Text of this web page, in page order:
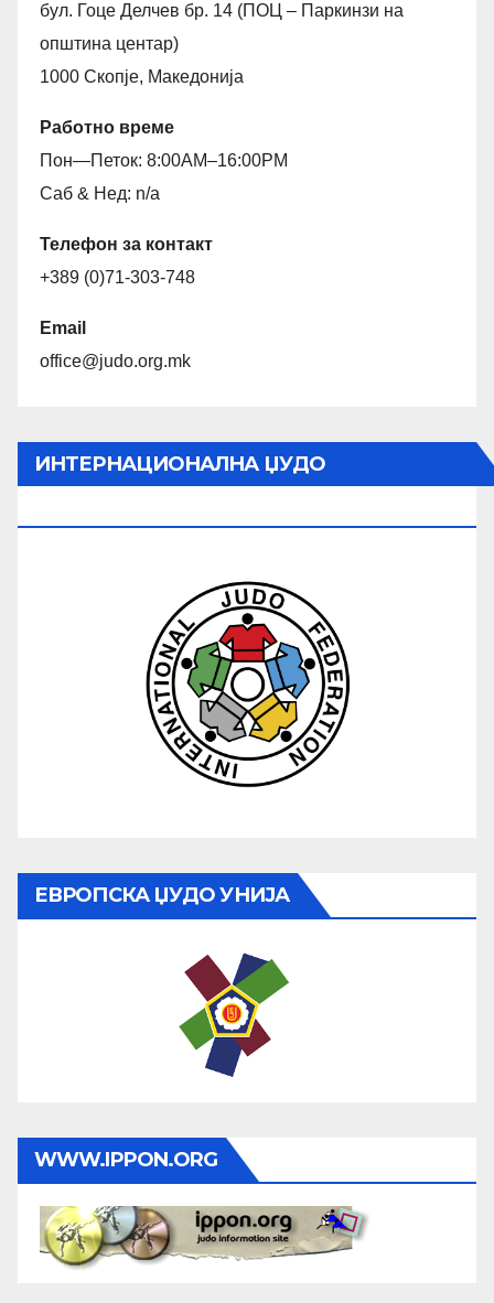
бул. Гоце Делчев бр. 14 (ПОЦ – Паркинзи на
општина центар)
1000 Скопје, Македонија
Работно време
Пон—Петок: 8:00AM–16:00PM
Саб & Нед: n/a
Телефон за контакт
+389 (0)71-303-748
Email
office@judo.org.mk
ИНТЕРНАЦИОНАЛНА ЏУДО
ЕВРОПСКА ЏУДО УНИЈА
WWW.IPPON.ORG